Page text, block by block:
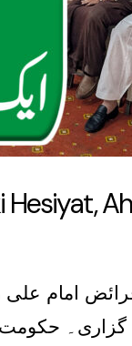
Hesiyat,
امام
گزاری۔